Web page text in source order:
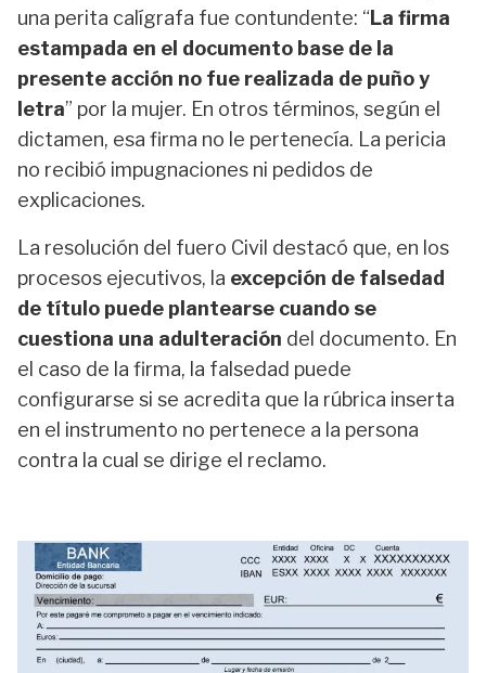
una perita calígrafa fue contundente: “La firma
estampada en el documento base de la
presente acción no fue realizada de puño y
letra” por la mujer. En otros términos, según el
dictamen, esa firma no le pertenecía. La pericia
no recibió impugnaciones ni pedidos de
explicaciones.
La resolución del fuero Civil destacó que, en los
procesos ejecutivos, la excepción de falsedad
de título puede plantearse cuando se
cuestiona una adulteración del documento. En
el caso de la firma, la falsedad puede
configurarse si se acredita que la rúbrica inserta
en el instrumento no pertenece a la persona
contra la cual se dirige el reclamo.